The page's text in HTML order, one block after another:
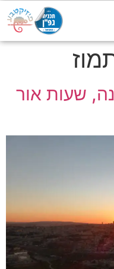
שעות אור